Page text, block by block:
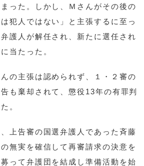
った。しかし、Ｍさんがその後の
犯人ではない」と主張するに至っ
護人が解任され、新たに選任され
当たった。
の主張は認められず、１・２審の
も棄却されて、懲役13年の有罪判
。
上告審の国選弁護人であった斉藤
無実を確信して再審請求の決意を
って弁護団を結成し準備活動を始